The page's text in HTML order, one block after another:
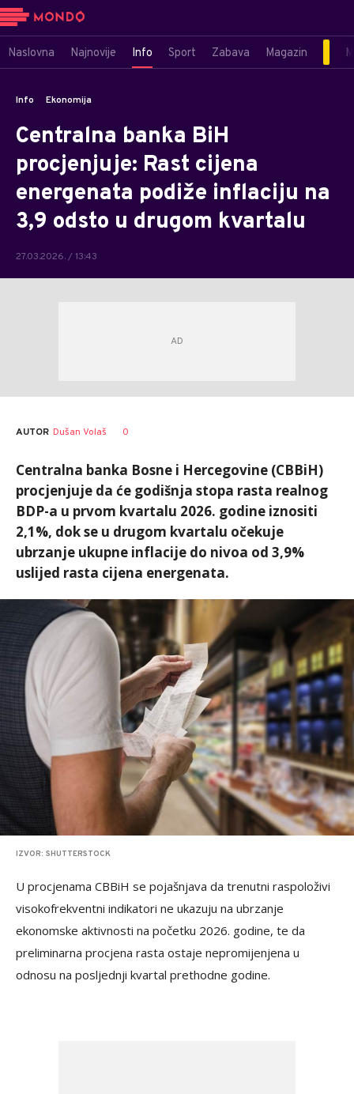
Naslovna Najnovije Info Sport Zabava Magazin
Info Ekonomija
Centralna banka BiH
procjenjuje: Rast cijena
energenata podiže inflaciju na
3,9 odsto u drugom kvartalu
27.03.2026. / 13:43
AUTOR Dušan Volaš 0
Centralna banka Bosne i Hercegovine (CBBiH)
procjenjuje da će godišnja stopa rasta realnog
BDP-a u prvom kvartalu 2026. godine iznositi
2,1%, dok se u drugom kvartalu očekuje
ubrzanje ukupne inflacije do nivoa od 3,9%
uslijed rasta cijena energenata.
IZVOR: SHUTTERSTOCK
U procjenama CBBiH se pojašnjava da trenutni raspoloživi
visokofrekventni indikatori ne ukazuju na ubrzanje
ekonomske aktivnosti na početku 2026. godine, te da
preliminarna procjena rasta ostaje nepromijenjena u
odnosu na posljednji kvartal prethodne godine.